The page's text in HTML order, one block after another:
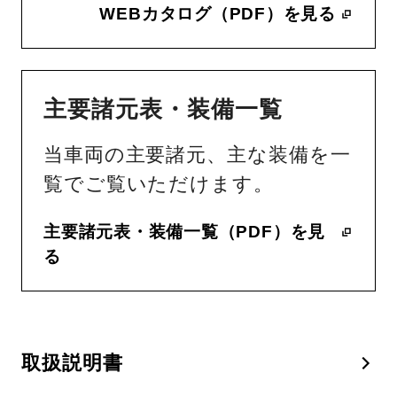
WEBカタログ（PDF）を見る
主要諸元表・装備一覧
当車両の主要諸元、主な装備を一
覧でご覧いただけます。
主要諸元表・装備一覧（PDF）を見
る
取扱説明書